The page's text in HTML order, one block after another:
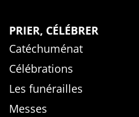
PRIER, CÉLÉBRER
Catéchuménat
Célébrations
Les funérailles
Messes